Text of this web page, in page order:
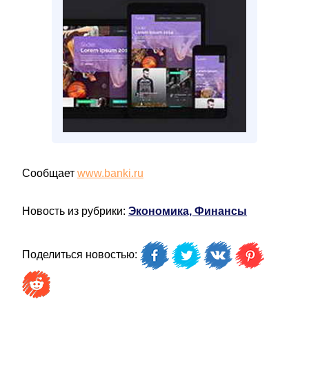
Сообщает www.banki.ru
Новость из рубрики: Экономика, Финансы
Поделиться новостью: